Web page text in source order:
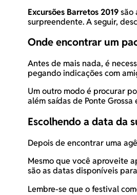
Excursões Barretos 2019são
surpreendente. A seguir,
Onde encontrar um
Antes de mais nada, é
pegando indicações com
Um outro modo é procurar
além saídas de Ponte
Escolhendo a data da
Depois de encontrar uma
Mesmo que você aproveite
são as datas disponíveis
Lembre-se que o festival